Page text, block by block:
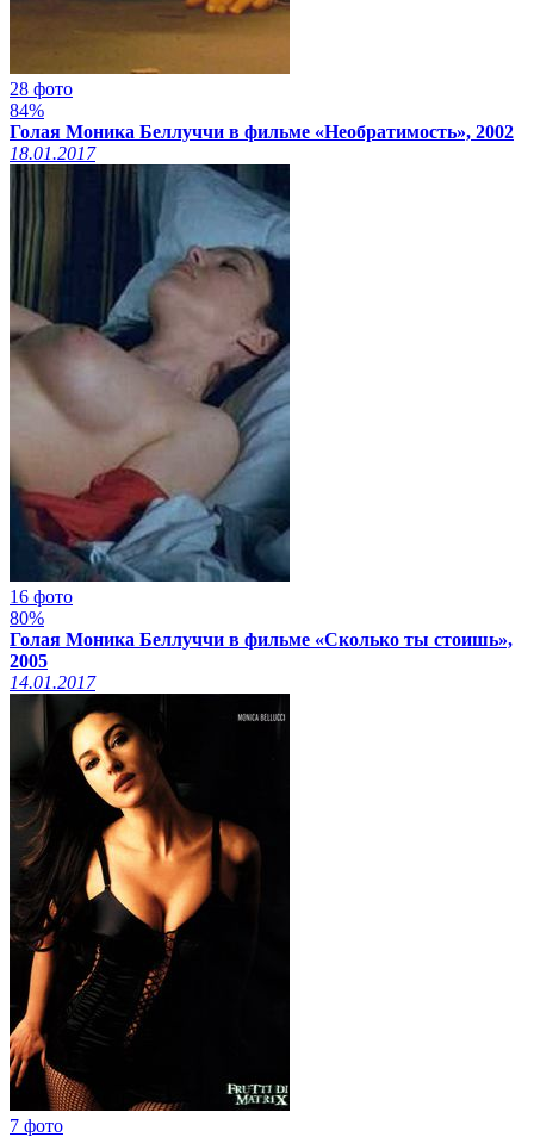
28 фото
84%
Голая Моника Беллуччи в фильме «Необратимость», 2002
18.01.2017
16 фото
80%
Голая Моника Беллуччи в фильме «Сколько ты стоишь»,
2005
14.01.2017
7 фото